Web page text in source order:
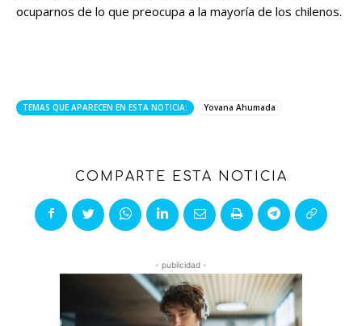
ocuparnos de lo que preocupa a la mayoría de los chilenos.
TEMAS QUE APARECEN EN ESTA NOTICIA: Yovana Ahumada
COMPARTE ESTA NOTICIA
- publicidad -